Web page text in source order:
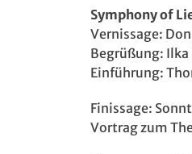
Symphony of
Vernissage:
Begrüßung:
Einführung:
Finissage:
Vortrag zum